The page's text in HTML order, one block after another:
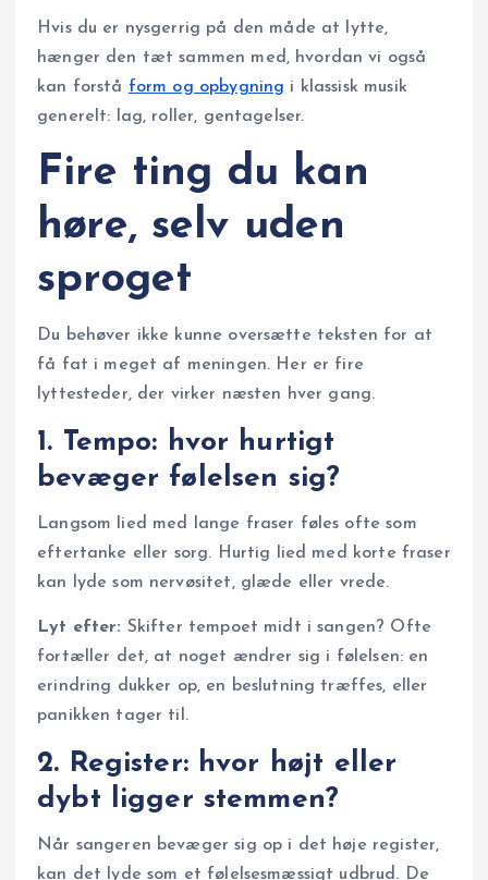
Hvis du er nysgerrig på den måde at lytte,
hænger den tæt sammen med, hvordan vi også
kan forstå form og opbygning i klassisk musik
generelt: lag, roller, gentagelser.
Fire ting du kan
høre, selv uden
sproget
Du behøver ikke kunne oversætte teksten for at
få fat i meget af meningen. Her er fire
lyttesteder, der virker næsten hver gang.
1. Tempo: hvor hurtigt
bevæger følelsen sig?
Langsom lied med lange fraser føles ofte som
eftertanke eller sorg. Hurtig lied med korte fraser
kan lyde som nervøsitet, glæde eller vrede.
Lyt efter: Skifter tempoet midt i sangen? Ofte
fortæller det, at noget ændrer sig i følelsen: en
erindring dukker op, en beslutning træffes, eller
panikken tager til.
2. Register: hvor højt eller
dybt ligger stemmen?
Når sangeren bevæger sig op i det høje register,
kan det lyde som et følelsesmæssigt udbrud. De